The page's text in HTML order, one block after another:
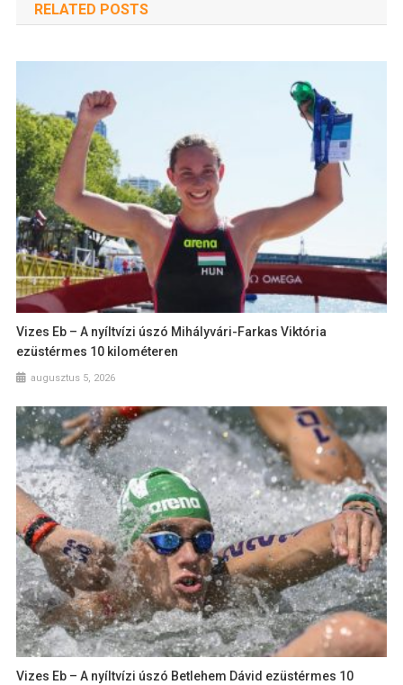
RELATED POSTS
Vizes Eb – A nyíltvízi úszó Mihályvári-Farkas Viktória
ezüstérmes 10 kilométeren
augusztus 5, 2026
Vizes Eb – A nyíltvízi úszó Betlehem Dávid ezüstérmes 10